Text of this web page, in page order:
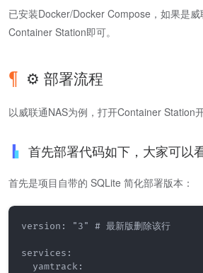
已安装Docker/Docker Compose，如果是威
Container Station即可。
⚙️ 部署流程
以威联通NAS为例，打开Container Station开
首先部署代码如下，大家可以
首先是项目自带的 SQLite 简化部署版本：
version: "3" # 最新版删除该行
services:
  yamtrack: